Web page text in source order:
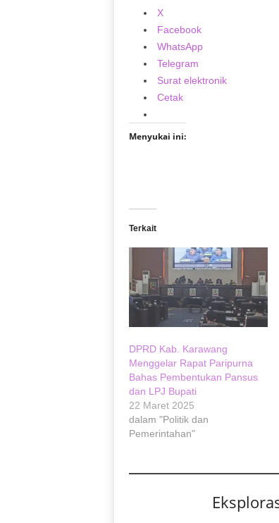
X
Facebook
WhatsApp
Telegram
Surat elektronik
Cetak
Menyukai ini:
Terkait
DPRD Kab. Karawang
Menggelar Rapat Paripurna
Bahas Pembentukan Pansus
dan LPJ Bupati
22 Maret 2025
dalam "Politik dan
Pemerintahan"